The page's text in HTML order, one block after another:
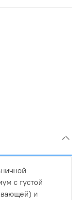
с густой
и